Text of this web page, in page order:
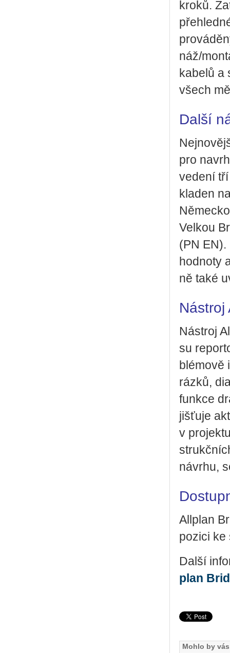
kroků.
náž/
ka­be­lů a
všech
Další
pro
ve­de­ní
kla­den
Vel­kou
(PN
hod­no­ty
ně také
Ná­stroj
su
blé­mo­vě
ráz­ků,
funk­ce
jiš­ťu­je
v
ná­vr­hu,
All­plan
po­zi­ci ke
Další
plan
Mohlo by